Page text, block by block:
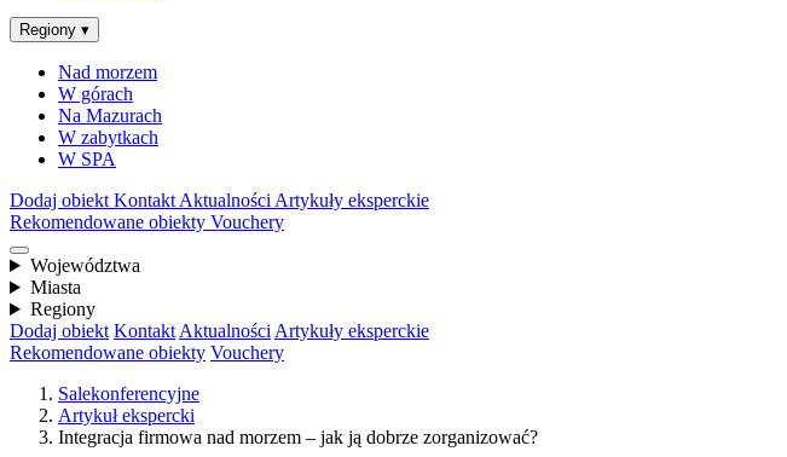
Regiony ▾
Nad morzem
W górach
Na Mazurach
W zabytkach
W SPA
Dodaj obiekt Kontakt Aktualności Artykuły eksperckie
Rekomendowane obiekty Vouchery
Województwa
Miasta
Regiony
Dodaj obiekt Kontakt Aktualności Artykuły eksperckie
Rekomendowane obiekty Vouchery
Salekonferencyjne
Artykuł ekspercki
Integracja firmowa nad morzem – jak ją dobrze zorganizować?